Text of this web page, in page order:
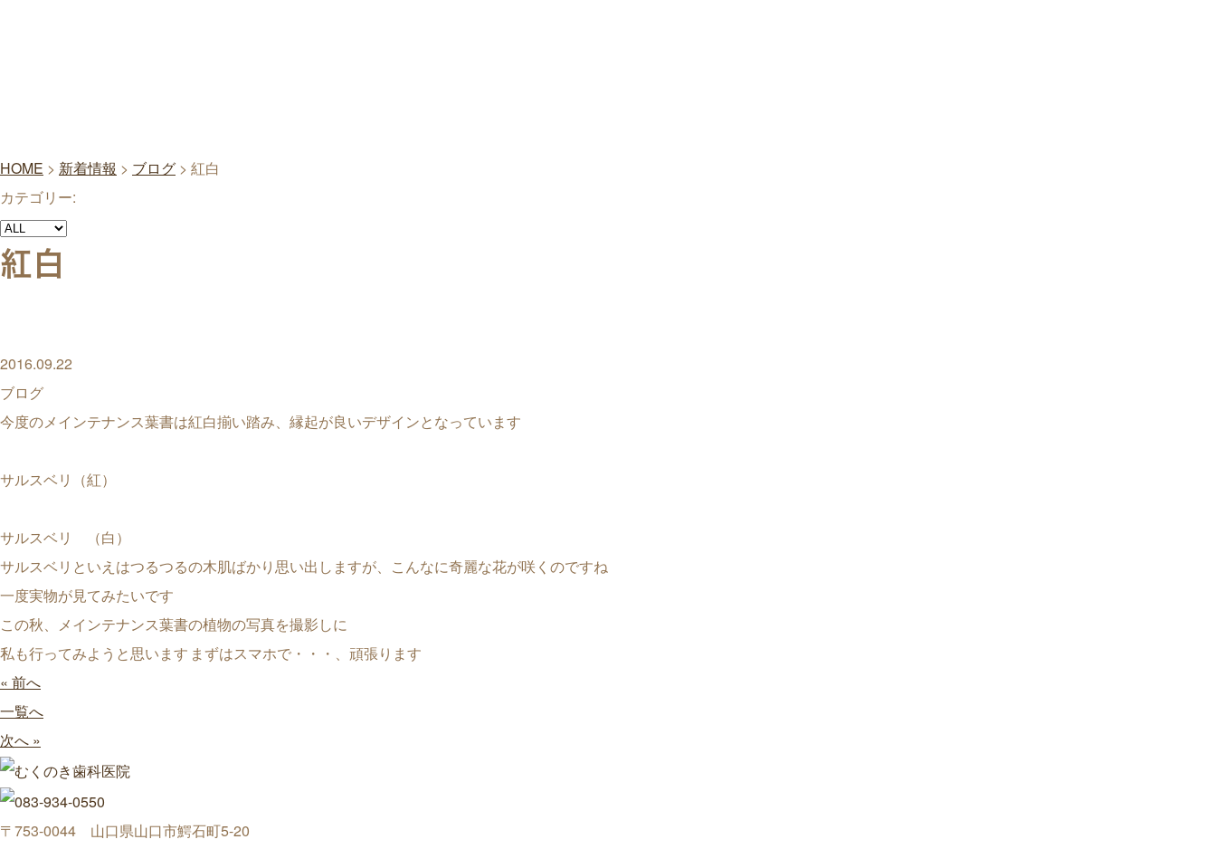
HOME > 新着情報 > ブログ > 紅白
カテゴリー:
紅白
2016.09.22
ブログ
今度のメインテナンス葉書は紅白揃い踏み、縁起が良いデザインとなっています
サルスベリ（紅）
サルスベリ （白）
サルスベリといえはつるつるの木肌ばかり思い出しますが、こんなに奇麗な花が咲くのですね
一度実物が見てみたいです
この秋、メインテナンス葉書の植物の写真を撮影しに
私も行ってみようと思います まずはスマホで・・・、頑張ります
« 前へ
一覧へ
次へ »
〒753-0044 山口県山口市鰐石町5-20